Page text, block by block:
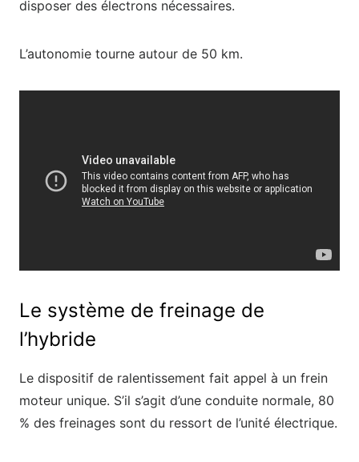
disposer des électrons nécessaires.
L’autonomie tourne autour de 50 km.
Le système de freinage de
l’hybride
Le dispositif de ralentissement fait appel à un frein
moteur unique. S’il s’agit d’une conduite normale, 80
% des freinages sont du ressort de l’unité électrique.